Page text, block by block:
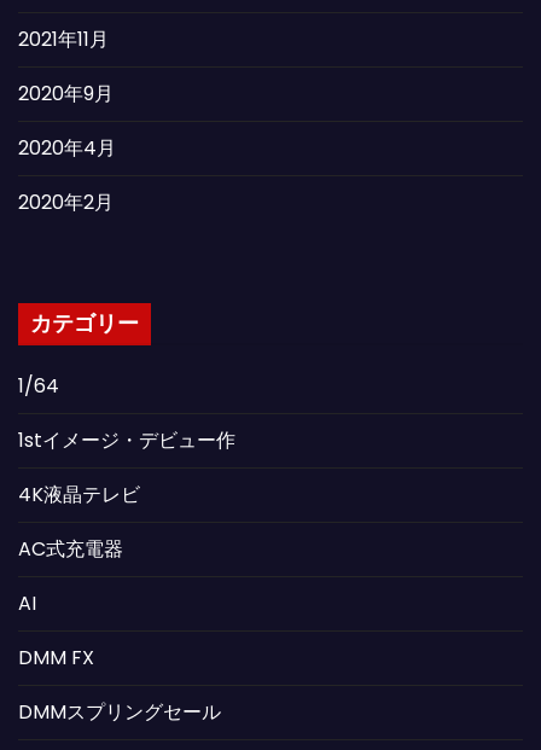
2021年11月
2020年9月
2020年4月
2020年2月
カテゴリー
1/64
1stイメージ・デビュー作
4K液晶テレビ
AC式充電器
AI
DMM FX
DMMスプリングセール